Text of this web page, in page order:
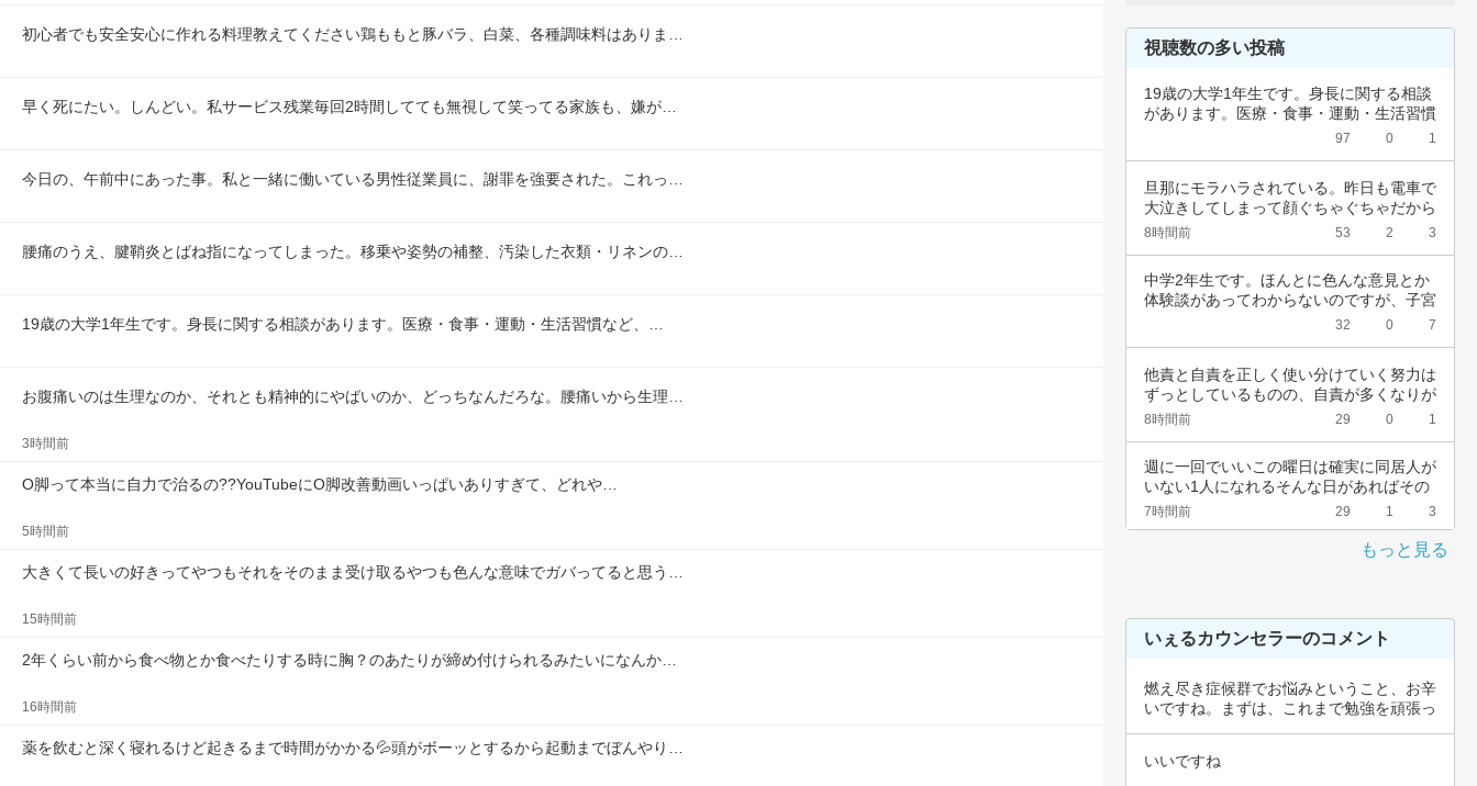
初心者でも安全安心に作れる料理教えてください鶏ももと豚バラ、白菜、各種調味料はありま…
早く死にたい。しんどい。私サービス残業毎回2時間してても無視して笑ってる家族も、嫌が…
今日の、午前中にあった事。私と一緒に働いている男性従業員に、謝罪を強要された。これっ…
腰痛のうえ、腱鞘炎とばね指になってしまった。移乗や姿勢の補整、汚染した衣類・リネンの…
19歳の大学1年生です。身長に関する相談があります。医療・食事・運動・生活習慣など、…
お腹痛いのは生理なのか、それとも精神的にやばいのか、どっちなんだろな。腰痛いから生理…
3時間前
O脚って本当に自力で治るの??YouTubeにO脚改善動画いっぱいありすぎて、どれや…
5時間前
大きくて長いの好きってやつもそれをそのまま受け取るやつも色んな意味でガバってると思う…
15時間前
2年くらい前から食べ物とか食べたりする時に胸？のあたりが締め付けられるみたいになんか…
16時間前
薬を飲むと深く寝れるけど起きるまで時間がかかる💦頭がボーッとするから起動までぼんやり…
視聴数の多い投稿
19歳の大学1年生です。身長に関する相談
があります。医療・食事・運動・生活習慣
97 0 1
旦那にモラハラされている。昨日も電車で
大泣きしてしまって顔ぐちゃぐちゃだから
会社休ん…
8時間前 53 2 3
中学2年生です。ほんとに色んな意見とか
体験談があってわからないのですが、子宮
32 0 7
他責と自責を正しく使い分けていく努力は
ずっとしているものの、自責が多くなりが
ちなんで…
8時間前 29 0 1
週に一回でいいこの曜日は確実に同居人が
いない1人になれるそんな日があればその
日だけを…
7時間前 29 1 3
もっと見る
いぇるカウンセラーのコメント
燃え尽き症候群でお悩みということ、お辛
いですね。まずは、これまで勉強を頑張っ
いいですね